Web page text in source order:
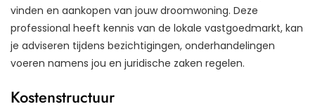
vinden en aankopen van jouw droomwoning. Deze
professional heeft kennis van de lokale vastgoedmarkt, kan
je adviseren tijdens bezichtigingen, onderhandelingen
voeren namens jou en juridische zaken regelen.
Kostenstructuur